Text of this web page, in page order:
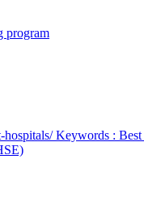
program
Keywords :